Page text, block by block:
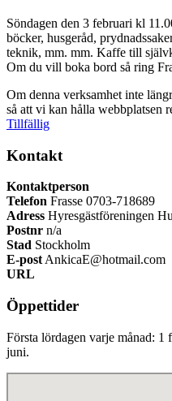
Söndagen den 3 februari kl
böcker, husgeråd,
teknik, mm. mm. Kaffe till
Om du vill boka bord så ring
Om denna verksamhet inte
så att vi kan hålla webbplatsen
Tillfällig
Kontakt
Kontaktperson
Telefon Frasse 0703-718689
Adress Hyresgästföreningen
Postnr n/a
Stad Stockholm
E-post AnkicaE@hotmail.com
URL
Öppettider
Första lördagen varje månad:
juni.